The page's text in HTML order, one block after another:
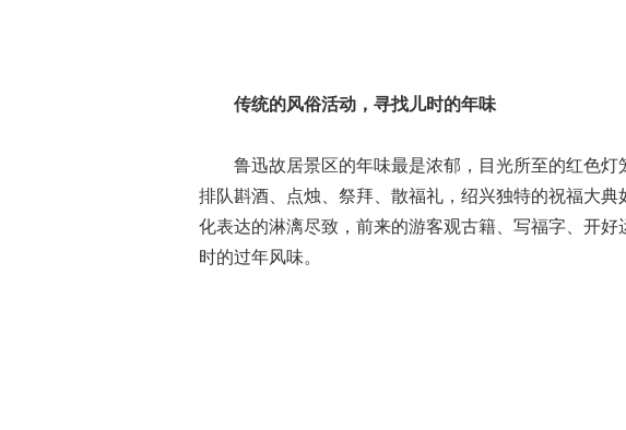
传统的风俗活动，寻找儿时的年味
鲁迅故居景区的年味最是浓郁，目光所至的红色
排队斟酒、点烛、祭拜、散福礼，绍兴独特的祝福大
化表达的淋漓尽致，前来的游客观古籍、写福字、开
时的过年风味。